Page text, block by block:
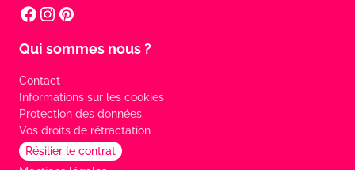
Qui sommes nous ?
Contact
Informations sur les cookies
Protection des données
Vos droits de rétractation
Résilier le contrat